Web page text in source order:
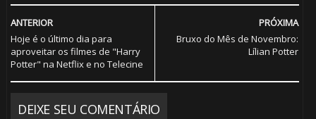
PRÓXIMA
Bruxo do Mês de Novembro:
Lílian Potter
ANTERIOR
Hoje é o último dia para
aproveitar os filmes de "Harry
Potter" na Netflix e no Telecine
DEIXE SEU COMENTÁRIO